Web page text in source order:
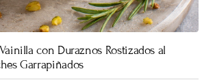
con Duraznos Rostizados al
Garrapiñados